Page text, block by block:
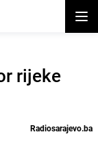
rijeke
Radiosarajevo.ba